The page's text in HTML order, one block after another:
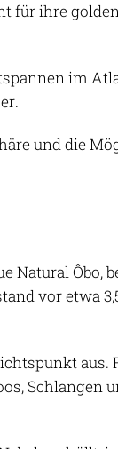
für ihre
im
und die
Natural Ôbo,
vor etwa
aus.
Schlangen